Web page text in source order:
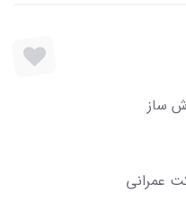
ساز
عمرانی